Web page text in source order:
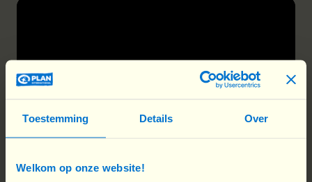
Toestemming Details Over
Welkom op onze website!